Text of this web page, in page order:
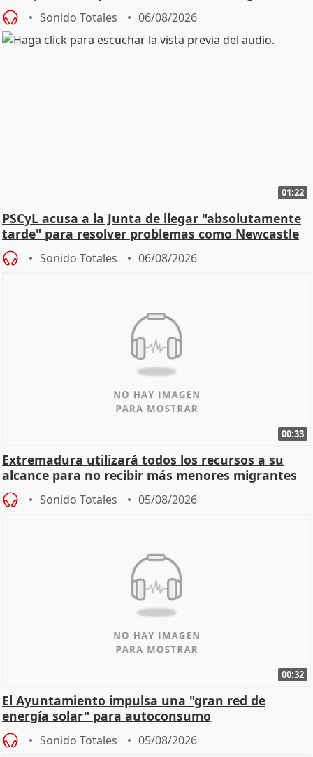
Sonido Totales 06/08/2026
01:22
PSCyL acusa a la Junta de llegar "absolutamente
tarde" para resolver problemas como Newcastle
Sonido Totales 06/08/2026
00:33
Extremadura utilizará todos los recursos a su
alcance para no recibir más menores migrantes
Sonido Totales 05/08/2026
00:32
El Ayuntamiento impulsa una "gran red de
energía solar" para autoconsumo
Sonido Totales 05/08/2026